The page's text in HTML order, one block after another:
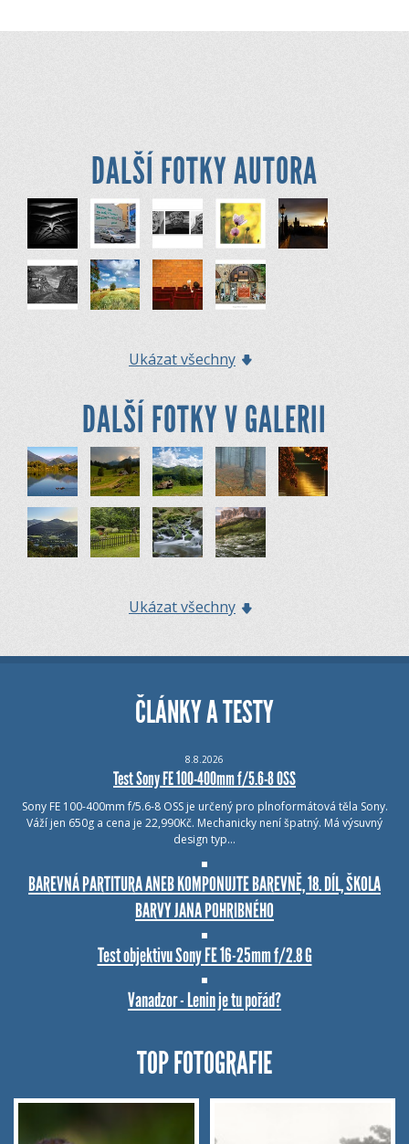
DALŠÍ FOTKY AUTORA
Ukázat všechny
DALŠÍ FOTKY V GALERII
Ukázat všechny
ČLÁNKY A TESTY
8.8.2026
Test Sony FE 100-400mm f/5.6-8 OSS
Sony FE 100-400mm f/5.6-8 OSS je určený pro plnoformátová těla Sony.
Váží jen 650g a cena je 22,990Kč. Mechanicky není špatný. Má výsuvný
design typ…
BAREVNÁ PARTITURA ANEB KOMPONUJTE BAREVNĚ, 18. DÍL, ŠKOLA
BARVY JANA POHRIBNÉHO
Test objektivu Sony FE 16-25mm f/2.8 G
Vanadzor - Lenin je tu pořád?
TOP FOTOGRAFIE